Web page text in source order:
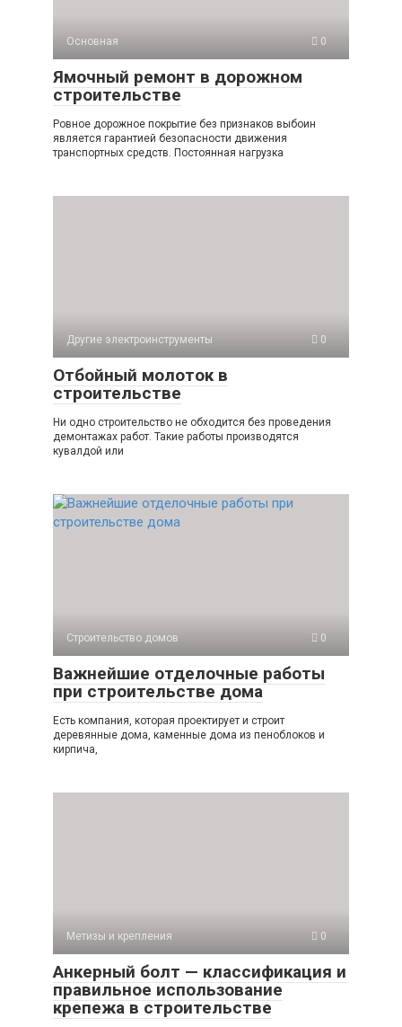
Основная 0
Ямочный ремонт в дорожном
строительстве
Ровное дорожное покрытие без признаков выбоин
является гарантией безопасности движения
транспортных средств. Постоянная нагрузка
Другие электроинструменты 0
Отбойный молоток в
строительстве
Ни одно строительство не обходится без проведения
демонтажах работ. Такие работы производятся
кувалдой или
Строительство домов 0
Важнейшие отделочные работы
при строительстве дома
Есть компания, которая проектирует и строит
деревянные дома, каменные дома из пеноблоков и
кирпича,
Метизы и крепления 0
Анкерный болт — классификация и
правильное использование
крепежа в строительстве